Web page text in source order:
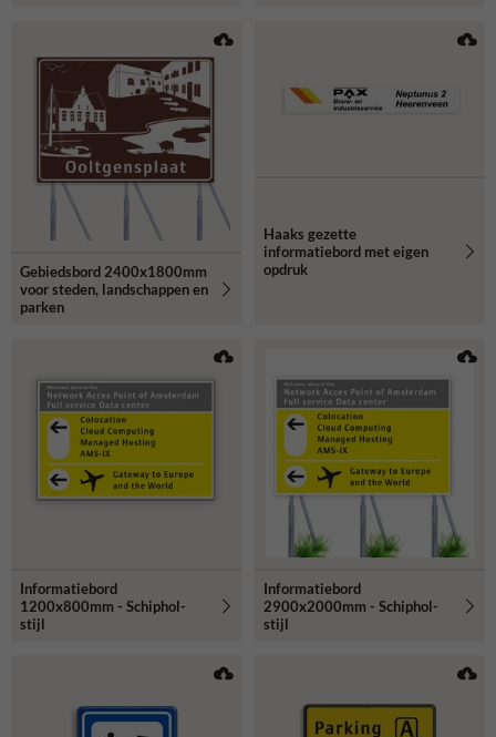
Gebiedsbord 2400x1800mm
voor steden, landschappen en
parken
Haaks gezette
informatiebord met eigen
opdruk
Informatiebord
1200x800mm - Schiphol-
stijl
Informatiebord
2900x2000mm - Schiphol-
stijl